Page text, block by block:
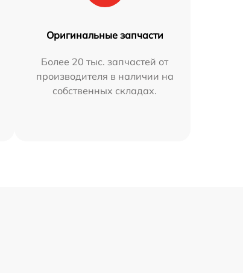
Оригинальные запчасти
Более 20 тыс. запчастей от
производителя в наличии на
собственных складах.